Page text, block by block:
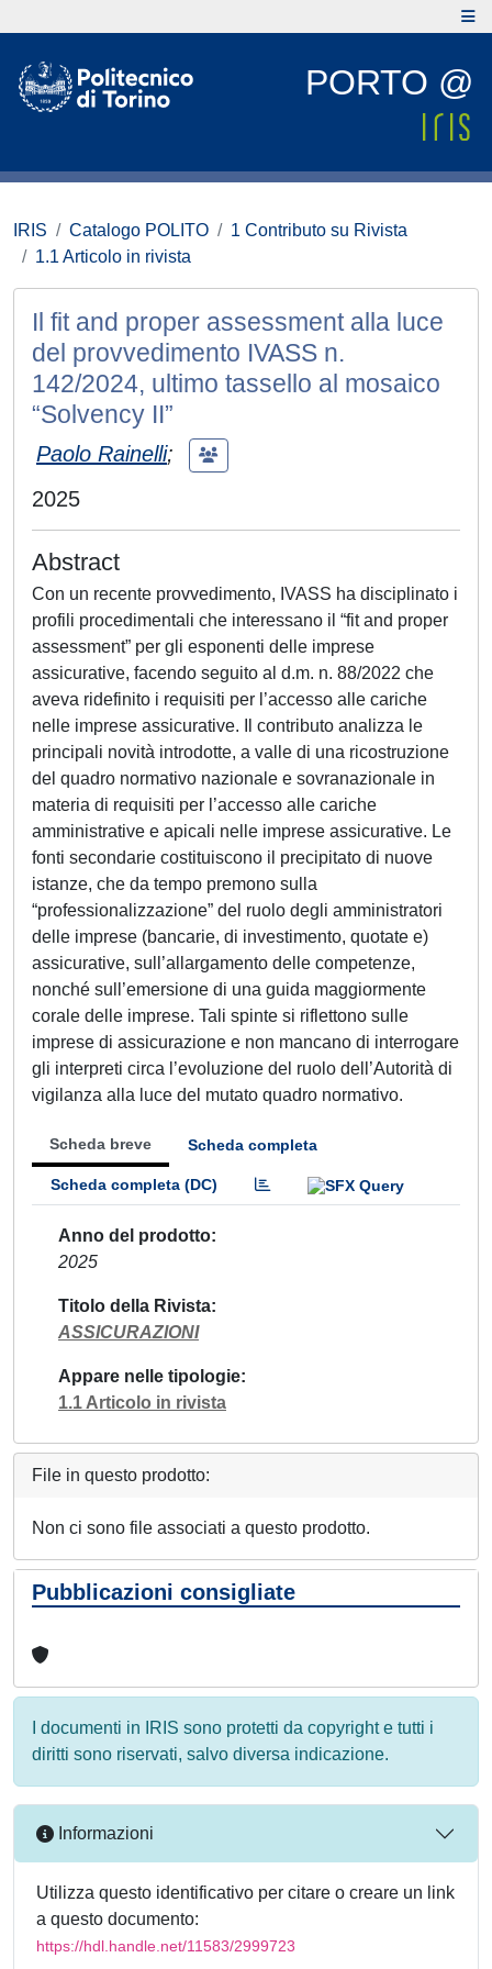
PORTO @
IRIS Catalogo POLITO
1 Contributo su Rivista
1.1 Articolo in rivista
Il fit and proper assessment alla luce
del provvedimento IVASS n.
142/2024, ultimo tassello al mosaico
“Solvency II”
Paolo Rainelli;
2025
Abstract
Con un recente provvedimento, IVASS ha disciplinato i
profili procedimentali che interessano il “fit and proper
assessment” per gli esponenti delle imprese
assicurative, facendo seguito al d.m. n. 88/2022 che
aveva ridefinito i requisiti per l’accesso alle cariche
nelle imprese assicurative. Il contributo analizza le
principali novità introdotte, a valle di una ricostruzione
del quadro normativo nazionale e sovranazionale in
materia di requisiti per l’accesso alle cariche
amministrative e apicali nelle imprese assicurative. Le
fonti secondarie costituiscono il precipitato di nuove
istanze, che da tempo premono sulla
“professionalizzazione” del ruolo degli amministratori
delle imprese (bancarie, di investimento, quotate e)
assicurative, sull’allargamento delle competenze,
nonché sull’emersione di una guida maggiormente
corale delle imprese. Tali spinte si riflettono sulle
imprese di assicurazione e non mancano di interrogare
gli interpreti circa l’evoluzione del ruolo dell’Autorità di
vigilanza alla luce del mutato quadro normativo.
Scheda breve Scheda completa
Scheda completa (DC)
Anno del prodotto
2025
Titolo della Rivista
ASSICURAZIONI
Appare nelle tipologie
1.1 Articolo in rivista
File in questo prodotto:
Non ci sono file associati a questo prodotto.
Pubblicazioni consigliate
I documenti in IRIS sono protetti da copyright e tutti i
diritti sono riservati, salvo diversa indicazione.
Informazioni
Utilizza questo identificativo per citare o creare un link
a questo documento:
https://hdl.handle.net/11583/2999723